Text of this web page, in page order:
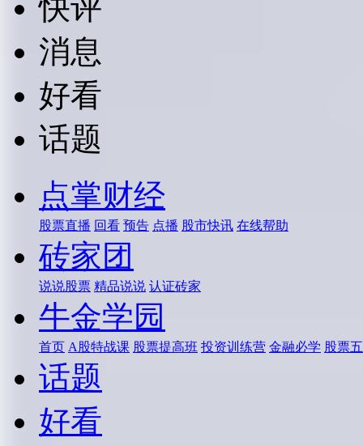
快评
消息
好看
话题
点掌财经
股票直播 回看 预告 点播 股市快讯 在线帮助
砖家团
说说股票 精品说说 认证砖家
牛金学园
首页 A股特战课 股票提高班 投资训练营 金融必学 股票
话题
好看